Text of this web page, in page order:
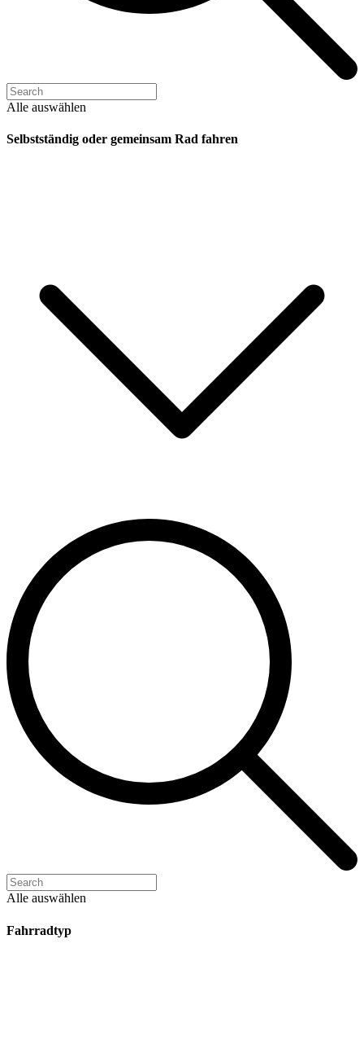
Alle auswählen
Selbstständig oder gemeinsam Rad fahren
Alle auswählen
Fahrradtyp